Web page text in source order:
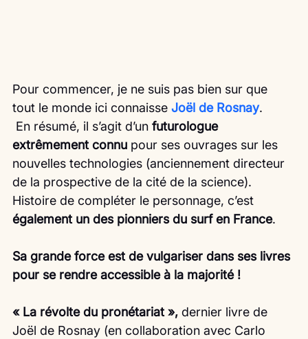
Pour commencer, je ne suis pas bien sur que
tout le monde ici connaisse Joël de Rosnay.
En résumé, il s’agit d’un futurologue
extrêmement connu pour ses ouvrages sur les
nouvelles technologies (anciennement directeur
de la prospective de la cité de la science).
Histoire de compléter le personnage, c’est
également un des pionniers du surf en France.
Sa grande force est de vulgariser dans ses livres
pour se rendre accessible à la majorité !
« La révolte du pronétariat », dernier livre de
Joël de Rosnay (en collaboration avec Carlo